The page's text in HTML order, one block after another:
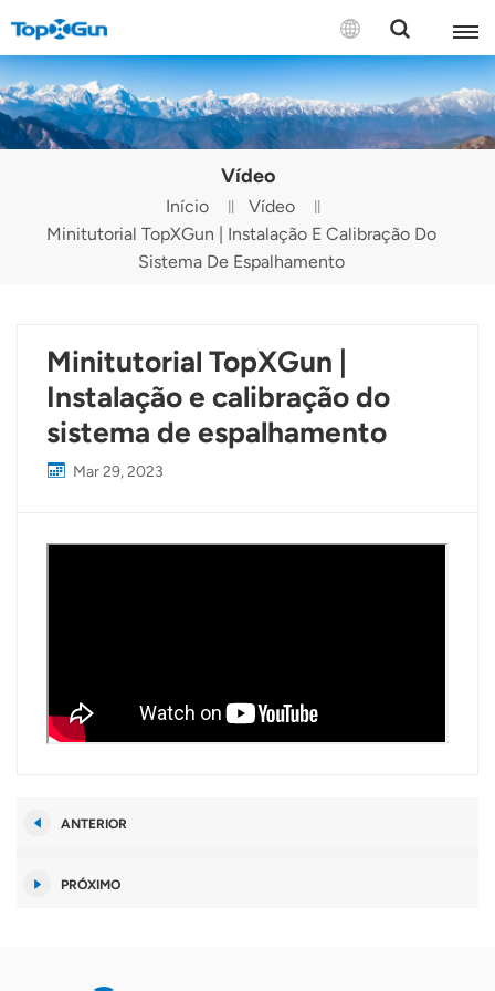
CONTATE-NOS
English
Русский
Tiếng Việt
Vídeo
Início
Vídeo
Minitutorial TopXGun | Instalação E Calibração Do
Sistema De Espalhamento
Minitutorial TopXGun |
Instalação e calibração do
sistema de espalhamento
Mar 29, 2023
ANTERIOR
PRÓXIMO